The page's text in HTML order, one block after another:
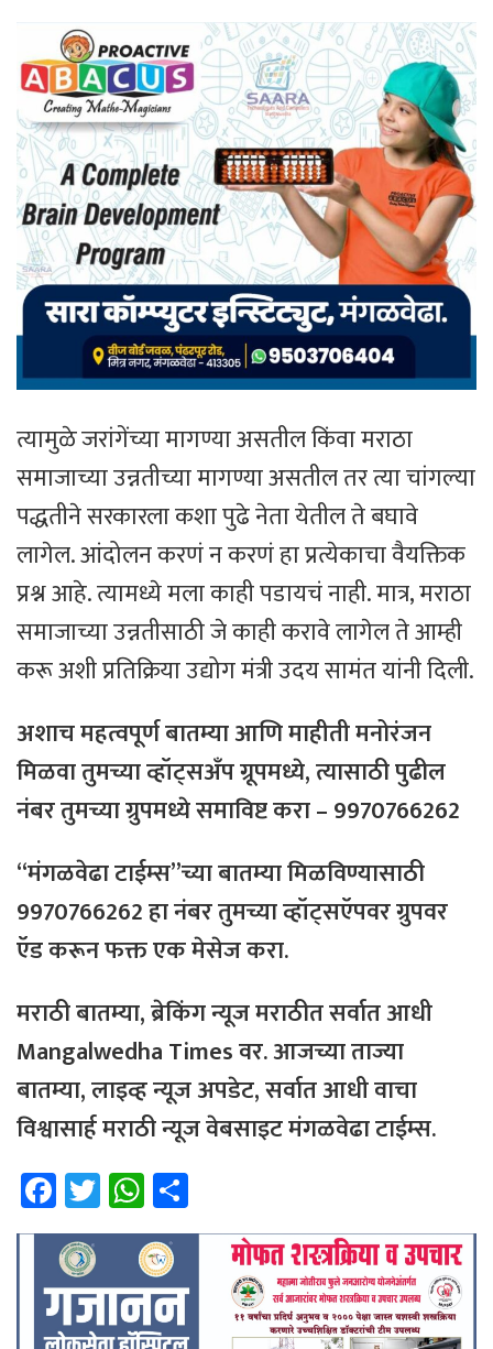
त्यामुळे जरांगेंच्या मागण्या असतील किंवा मराठा
समाजाच्या उन्नतीच्या मागण्या असतील तर त्या चांगल्या
पद्धतीने सरकारला कशा पुढे नेता येतील ते बघावे
लागेल. आंदोलन करणं न करणं हा प्रत्येकाचा वैयक्तिक
प्रश्न आहे. त्यामध्ये मला काही पडायचं नाही. मात्र, मराठा
समाजाच्या उन्नतीसाठी जे काही करावे लागेल ते आम्ही
करू अशी प्रतिक्रिया उद्योग मंत्री उदय सामंत यांनी दिली.
अशाच महत्वपूर्ण बातम्या आणि माहीती मनोरंजन
मिळवा तुमच्या व्हॉट्सअँप ग्रूपमध्ये, त्यासाठीपुढील
नंबरतुमच्याग्रुपमध्येसमाविष्टकरा – 9970766262
“मंगळवेढा टाईम्स”च्या बातम्या मिळविण्यासाठी
9970766262 हा नंबर तुमच्या व्हॉट्सऍपवर ग्रुपवर
ऍड करून फक्त एक मेसेज करा.
मराठी बातम्या, ब्रेकिंग न्यूज मराठीत सर्वात आधी
Mangalwedha Times वर. आजच्या ताज्या
बातम्या, लाइव्ह न्यूज अपडेट, सर्वात आधी वाचा
विश्वासार्ह मराठी न्यूज वेबसाइट मंगळवेढा टाईम्स.
Fa
ce
b
o
ok
T
wi
er
W
h
at
sA
p
ar